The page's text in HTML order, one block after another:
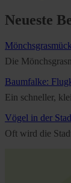
Neueste
Die
Baumfalke:
Ein schneller,
Vögel in der
Oft wird die